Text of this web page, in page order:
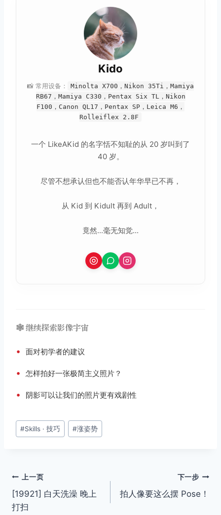
Kido
📸 常用设备：
Minolta X700，Nikon 35Ti，Mamiya
RB67，Mamiya C330，Pentax Six TL，Nikon
F100，Canon QL17，Pentax SP，Leica M6，
Rolleiflex 2.8F
一个 LikeAKid 的名字恬不知耻的从 20 岁叫到了
40 岁。
尽管不想承认但也不能否认年华早已不再，
从 Kid 到 Kidult 再到 Adult，
竟然...毫无知觉...
🕸️ 继续探索影像宇宙
• 面对初学者的建议
• 怎样拍好一张极简主义照片？
• 阴影可以让我们的照片更有戏剧性
文
章
#Skills · 技巧 #涨姿势
文
章
上一页
[19921] 白天洗澡 晚上
打扫
下一步
拍人像要这么摆 Pose！